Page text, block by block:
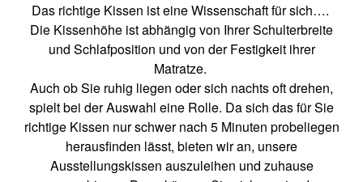
Das richtige Kissen ist eine Wissenschaft für sich….
Die Kissenhöhe ist abhängig von Ihrer Schulterbreite
und Schlafposition und von der Festigkeit ihrer
Matratze.
Auch ob Sie ruhig liegen oder sich nachts oft drehen,
spielt bei der Auswahl eine Rolle. Da sich das für Sie
richtige Kissen nur schwer nach 5 Minuten probeliegen
herausfinden lässt, bieten wir an, unsere
Ausstellungskissen auszuleihen und zuhause